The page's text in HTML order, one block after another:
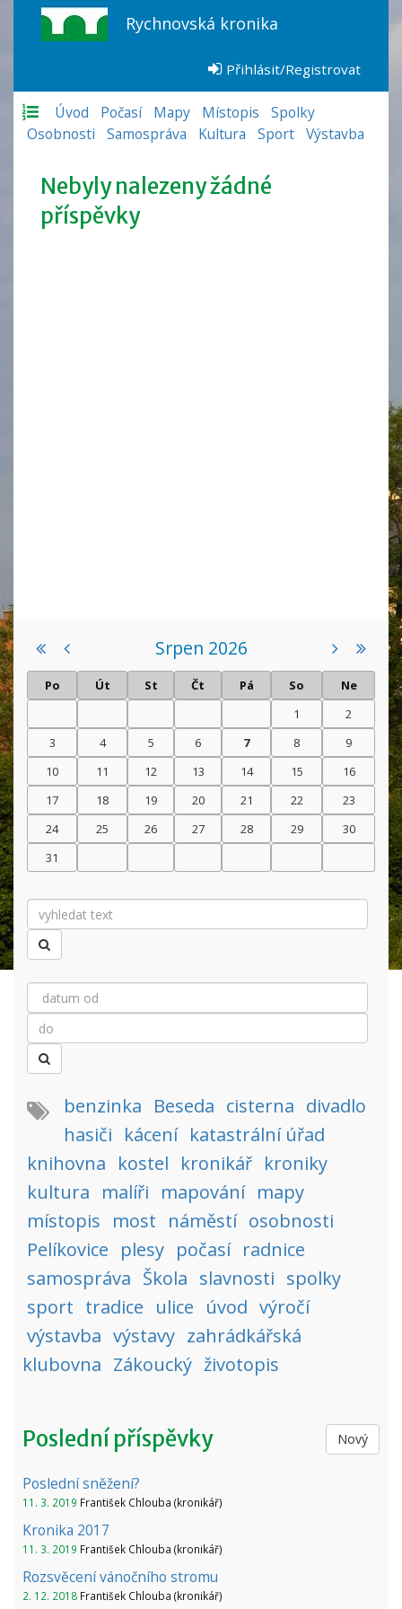
Rychnovská kronika
Přihlásit/Registrovat
Úvod Počasí Mapy Místopis
Spolky
Osobnosti
Samospráva Kultura Sport Výstavba
Nebyly nalezeny žádné
příspěvky
Srpen 2026
Po Út St Čt Pá So
Ne
1
2
3
4 5 6 7 8
9
10
11 12 13 14 15
16
17
18 19 20 21 22
23
24
25 26 27 28 29
30
31
benzinka Beseda cisterna divadlo
hasiči kácení katastrální úřad
knihovna kostel kronikář kroniky
kultura malíři mapování mapy
místopis most náměstí osobnosti
Pelíkovice plesy počasí radnice
samospráva Škola slavnosti spolky
sport tradice ulice úvod výročí
výstavba výstavy zahrádkářská
klubovna Zákoucký životopis
Nový
Poslední příspěvky
Poslední sněžení?
11. 3. 2019 František Chlouba (kronikář)
Kronika 2017
11. 3. 2019 František Chlouba (kronikář)
Rozsvěcení vánočního stromu
2. 12. 2018 František Chlouba (kronikář)